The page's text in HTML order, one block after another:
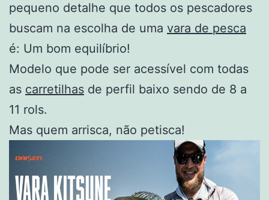
pequeno detalhe que todos os pescadores
buscam na escolha de uma vara de pesca
é: Um bom equilíbrio!
Modelo que pode ser acessível com todas
as carretilhas de perfil baixo sendo de 8 a
11 rols.
Mas quem arrisca, não petisca!